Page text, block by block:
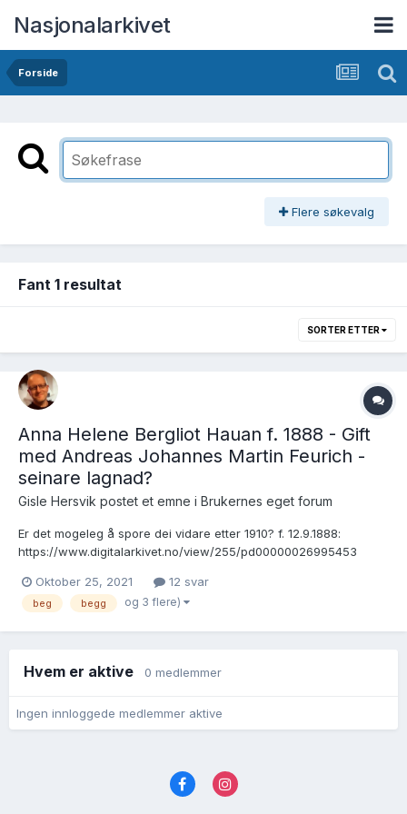
Nasjonalarkivet
Forside
Flere søkevalg
Fant 1 resultat
SORTER ETTER
Anna Helene Bergliot Hauan f. 1888 - Gift
med Andreas Johannes Martin Feurich -
seinare lagnad?
Gisle Hersvik postet et emne i Brukernes eget forum
Er det mogeleg å spore dei vidare etter 1910? f. 12.9.1888:
https://www.digitalarkivet.no/view/255/pd00000026995453
https://www.digitalarkivet.no/census/person/pf01053142003205
FT1900:
Oktober 25, 2021 12 svar
beg begg og 3 flere)
Hvem er aktive 0 medlemmer
Ingen innloggede medlemmer aktive